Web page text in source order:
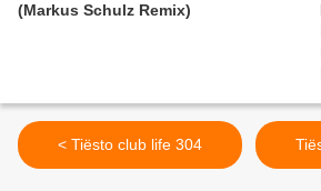
(Markus Schulz Remix)
< Tiësto club life 304